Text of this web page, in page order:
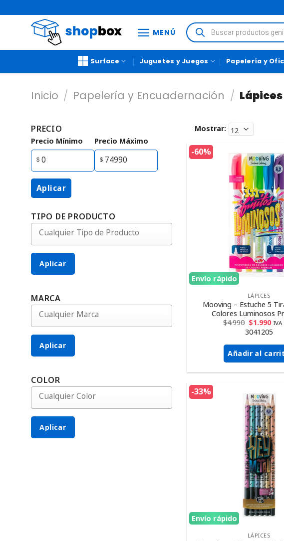
MENÚ
Surface Juguetes y Juegos Papelería y
Inicio / Papelería y Encuadernación / Lápices
PRECIO
Precio Mínimo Precio Máximo
Aplicar
TIPO DE PRODUCTO
Aplicar
MARCA
Aplicar
COLOR
Aplicar
Mostrar:
-60%
Envío rápido
LÁPICES
Mooving – Estuche 5
Colores Luminosos
$4.990 $1.990 IVA
3041205
Añadir al
-33%
Envío rápido
LÁPICES